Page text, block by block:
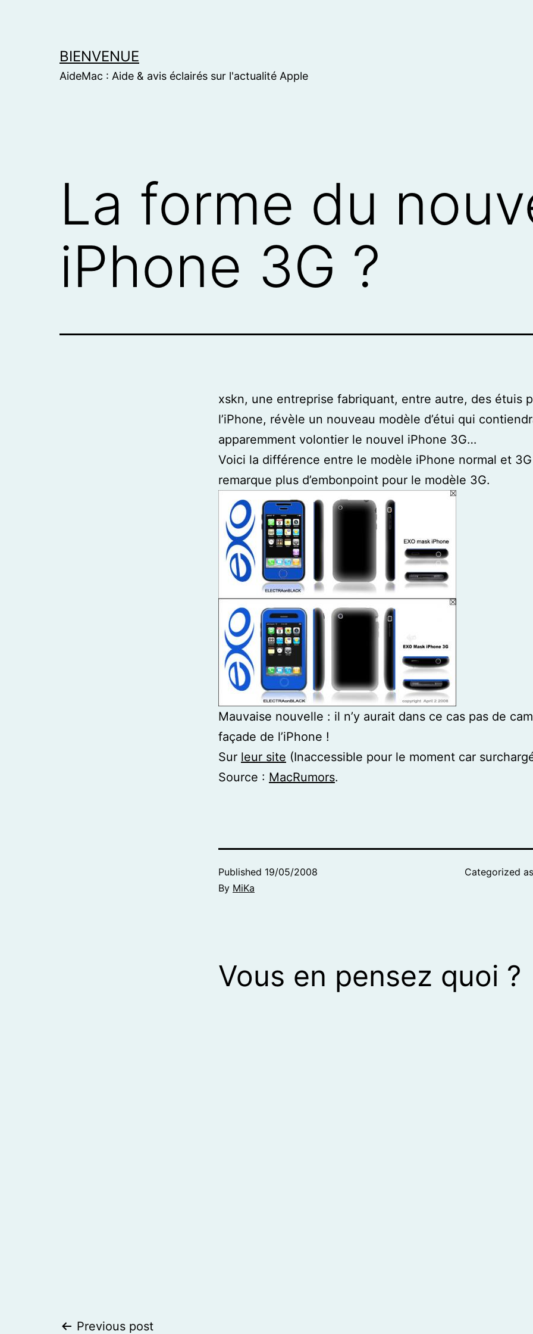
BIENVENUE
AideMac : Aide & avis éclairés sur l'actualité Apple
La forme du
iPhone 3G ?
xskn, une entreprise fabriquant, entre autre, des étuis
l’iPhone, révèle un nouveau modèle d’étui qui
apparemment volontier le nouvel iPhone 3G…
Voici la différence entre le modèle iPhone normal et
remarque plus d’embonpoint pour le modèle 3G.
Mauvaise nouvelle : il n’y aurait dans ce cas pas de
façade de l’iPhone !
Sur leur site (Inaccessible pour le moment car
Source : MacRumors.
Published 19/05/2008
By MiKa
Categorized as
Vous en pensez quoi ?
Previous post